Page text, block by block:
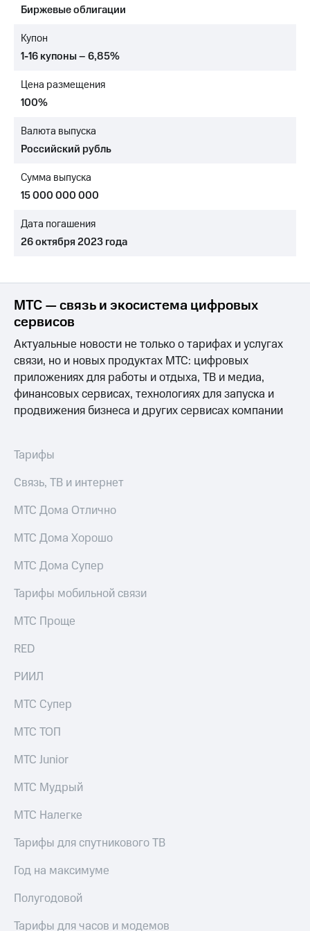
Достижения
Интервью
отчетность
Контакты
Новости
в
и акционерам
Корпоративное
Корпоративный
секретарь
Раскрытие
информации
Информация
акционерам
Документы
ПАО
"МТС"
Собрания
акционеров
капитал
и
Рынок
Описание
Программа
Порядок
выкупа
Описание
Уведомление
погашении
облигаций
Реквизиты
Контакты
развитие
На главную
Биржевые облигации
Купон
1-16 купоны – 6,85%
Цена размещения
100%
Валюта выпуска
Российский рубль
Сумма выпуска
15 000 000 000
Дата погашения
26 октября 2023 года
МТС — связь и экосистема цифровых
сервисов
Актуальные новости не только о тарифах и услугах
связи, но и новых продуктах МТС: цифровых
приложениях для работы и отдыха, ТВ и медиа,
финансовых сервисах, технологиях для запуска и
продвижения бизнеса и других сервисах компании
Тарифы
Связь, ТВ и интернет
МТС Дома Отлично
МТС Дома Хорошо
МТС Дома Супер
Тарифы мобильной связи
МТС Проще
RED
РИИЛ
МТС Супер
МТС ТОП
МТС Junior
МТС Мудрый
МТС Налегке
Тарифы для спутникового ТВ
Год на максимуме
Полугодовой
Тарифы для часов и модемов